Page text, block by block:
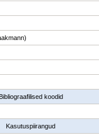
Bibliograafilised koodid
Kasutuspiirangud